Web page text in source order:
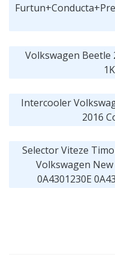
Volkswagen Beetle
Intercooler
2016
Selector Viteze
Volkswagen
0A4301230E